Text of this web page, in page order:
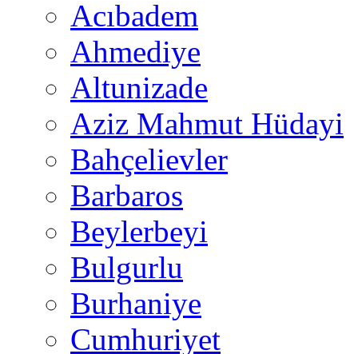
Acıbadem
Ahmediye
Altunizade
Aziz Mahmut Hüdayi
Bahçelievler
Barbaros
Beylerbeyi
Bulgurlu
Burhaniye
Cumhuriyet